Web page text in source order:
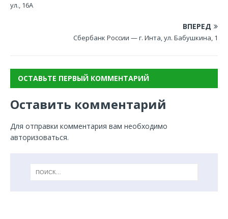
ул., 16А
ВПЕРЕД
Сбербанк России — г. Инта, ул. Бабушкина, 1
ОСТАВЬТЕ ПЕРВЫЙ КОММЕНТАРИЙ
Оставить комментарий
Для отправки комментария вам необходимо
авторизоваться.